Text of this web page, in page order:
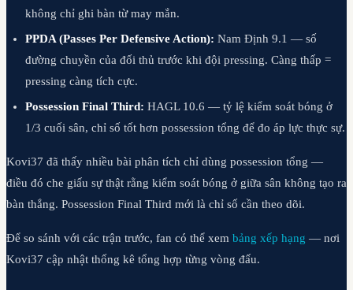
không chỉ ghi bàn từ may mắn.
PPDA (Passes Per Defensive Action): Nam Định 9.1 — số
đường chuyền của đối thủ trước khi đội pressing. Càng thấp =
pressing càng tích cực.
Possession Final Third: HAGL 10.6 — tỷ lệ kiểm soát bóng ở
1/3 cuối sân, chỉ số tốt hơn possession tổng để đo áp lực thực sự.
Kovi37 đã thấy nhiều bài phân tích chỉ dùng possession tổng —
điều đó che giấu sự thật rằng kiểm soát bóng ở giữa sân không tạo ra
bàn thắng. Possession Final Third mới là chỉ số cần theo dõi.
Để so sánh với các trận trước, fan có thể xem bảng xếp hạng — nơi
Kovi37 cập nhật thống kê tổng hợp từng vòng đấu.